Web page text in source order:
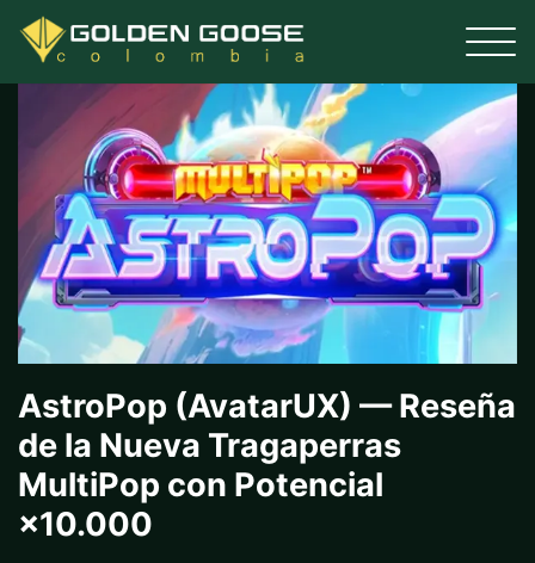
Toggle
AstroPop (AvatarUX) — Reseña
de la Nueva Tragaperras
MultiPop con Potencial
×10.000